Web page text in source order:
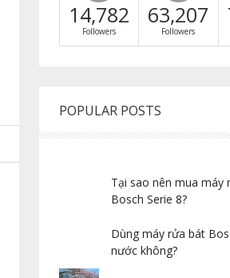
14,782
Followers
63,207
Followers
POPULAR POSTS
Tại sao nên mua máy
Bosch Serie 8?
Dùng máy rửa bát
nước không?